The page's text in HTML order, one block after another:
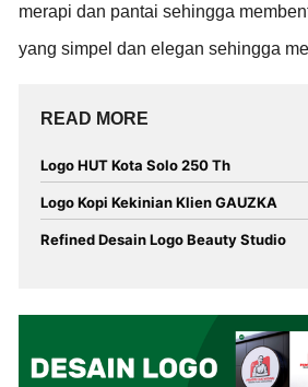
merapi dan pantai sehingga
yang simpel dan elegan sehingga
READ MORE
Logo HUT Kota Solo 250 Th
Logo Kopi Kekinian Klien GAUZKA
Refined Desain Logo Beauty Studio